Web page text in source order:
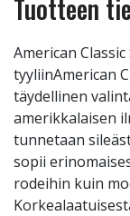
Tuotteen
American
tyyliinAmerican
täydellinen
amerikkalaisen
tunnetaan
sopii
rodeihin kuin